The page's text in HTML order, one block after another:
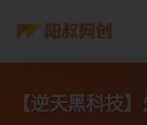
【逆天黑科技